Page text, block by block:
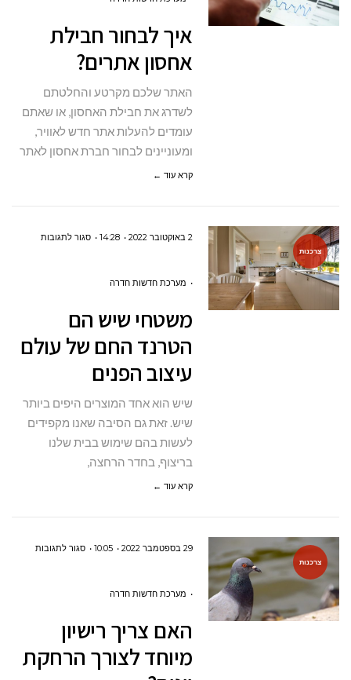
איך לבחור חבילת
אחסון אתרים?
האתר שלכם מקרטע והחלטתם
לשדרג את חבילת האחסון, או שאתם
עומדים להעלות אתר חדש לאוויר,
ומעוניינים לבחור חברת אחסון לאתר
קרא עוד ←
צרכנות
2 באוקטובר 2022 14:28 סגור לתגובותעל
החם
מערכת חדשות חדרה
משטחי שיש הם
הטרנד החם של עולם
עיצוב הפנים
שיש הוא אחד המוצרים היפים ביותר
שיש. זאת גם הסיבה שאנו מקפידים
לעשות בהם שימוש בבית שלנו
בריצוף, בחדר הרחצה,
קרא עוד ←
צרכנות
29 בספטמבר 2022 10:05 סגור לתגובותעל
לצורך
מערכת חדשות חדרה
האם צריך רישיון
מיוחד לצורך הרחקת